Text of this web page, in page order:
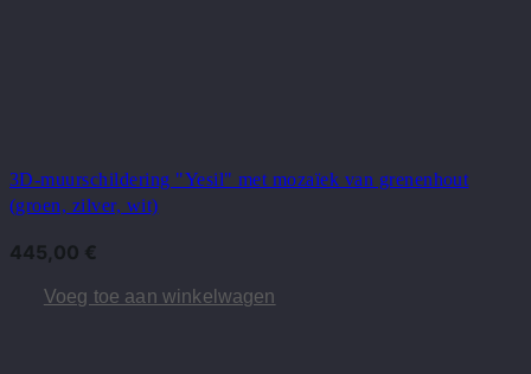
3D-muurschildering "Yesil" met mozaïek van grenenhout
(groen, zilver, wit)
445,00 €
Voeg toe aan winkelwagen